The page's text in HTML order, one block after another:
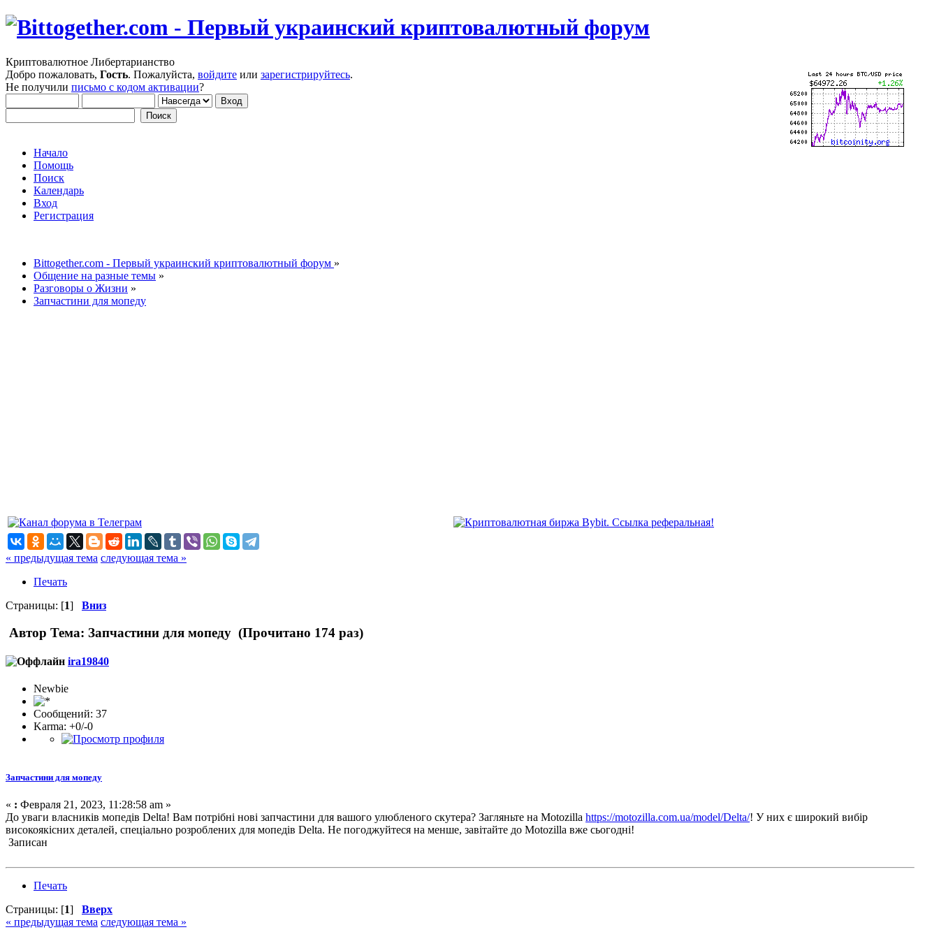
Криптовалютное Либертарианство
Добро пожаловать, Гость. Пожалуйста, войдите или зарегистрируйтесь.
Не получили письмо с кодом активации?
Начало
Помощь
Поиск
Календарь
Вход
Регистрация
Bittogether.com - Первый украинский криптовалютный форум »
Общение на разные темы »
Разговоры о Жизни »
Запчастини для мопеду
« предыдущая тема следующая тема »
Печать
Страницы: [1] Вниз
Автор Тема: Запчастини для мопеду (Прочитано 174 раз)
ira19840
Newbie
Сообщений: 37
Karma: +0/-0
Запчастини для мопеду
« : Февраля 21, 2023, 11:28:58 am »
До уваги власників мопедів Delta! Вам потрібні нові запчастини для вашого улюбленого скутера? Загляньте на Motozilla https://motozilla.com.ua/model/Delta/! У них є широкий вибір
високоякісних деталей, спеціально розроблених для мопедів Delta. Не погоджуйтеся на менше, завітайте до Motozilla вже сьогодні!
Записан
Печать
Страницы: [1] Вверх
« предыдущая тема следующая тема »